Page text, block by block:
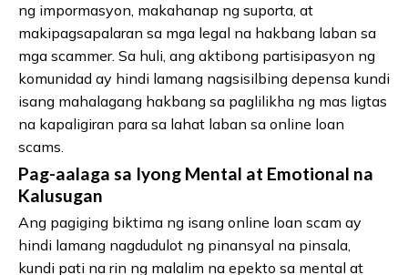
ng impormasyon, makahanap ng suporta, at
makipagsapalaran sa mga legal na hakbang laban sa
mga scammer. Sa huli, ang aktibong partisipasyon ng
komunidad ay hindi lamang nagsisilbing depensa kundi
isang mahalagang hakbang sa paglilikha ng mas ligtas
na kapaligiran para sa lahat laban sa online loan
scams.
Pag-aalaga sa Iyong Mental at Emotional na
Kalusugan
Ang pagiging biktima ng isang online loan scam ay
hindi lamang nagdudulot ng pinansyal na pinsala,
kundi pati na rin ng malalim na epekto sa mental at